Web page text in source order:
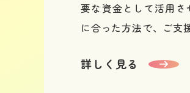
要な資金として活用
に合った方法で、ご支
詳しく見る